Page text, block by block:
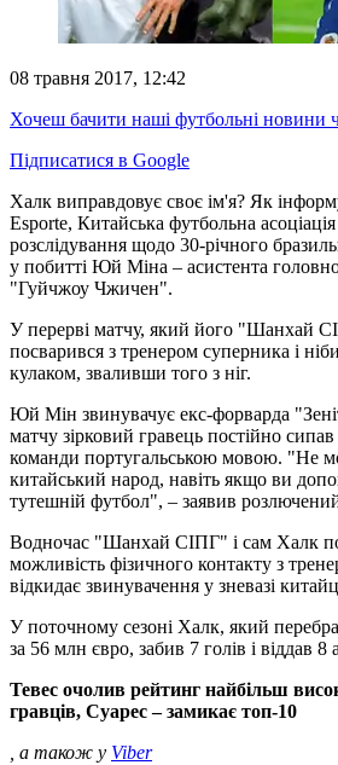
08 травня 2017, 12:42
Хочеш бачити наші футбольні новини
Підписатися в Google
Халк виправдовує своє ім'я? Як
Esporte, Китайська футбольна
розслідування щодо 30-річного
у побитті Юй Міна – асистента
"Гуйчжоу Чжичен".
У перерві матчу, який його "Шанхай
посварився з тренером суперника і
кулаком, зваливши того з ніг.
Юй Мін звинувачує екс-форварда
матчу зірковий гравець постійно
команди португальською мовою. "Не
китайський народ, навіть якщо ви
тутешній футбол", – заявив
Водночас "Шанхай СІПГ" і сам Халк
можливість фізичного контакту з
відкидає звинувачення у зневазі
У поточному сезоні Халк, який
за 56 млн євро, забив 7 голів і віддав 8
Тевес очолив рейтинг найбільш
гравців, Суарес – замикає топ-10
, а також у Viber